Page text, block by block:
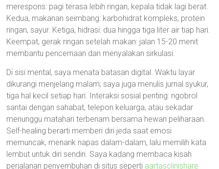
merespons: pagi terasa lebih ringan, kepala tidak lagi berat.
Kedua, makanan seimbang: karbohidrat kompleks, protein
ringan, sayur. Ketiga, hidrasi: dua hingga tiga liter air tiap hari.
Keempat, gerak ringan setelah makan: jalan 15-20 menit
membantu pencernaan dan menyalakan sirkulasi.
Di sisi mental, saya menata batasan digital. Waktu layar
dikurangi menjelang malam; saya juga menulis jurnal syukur,
tiga hal kecil setiap hari. Interaksi sosial penting: ngobrol
santai dengan sahabat, telepon keluarga, atau sekadar
menunggu matahari terbenam bersama hewan peliharaan.
Self-healing berarti memberi diri jeda saat emosi
memuncak, menarik napas dalam-dalam, lalu memilih kata
lembut untuk diri sendiri. Saya kadang membaca kisah
perjalanan penyembuhan di situs seperti aartasclinishare